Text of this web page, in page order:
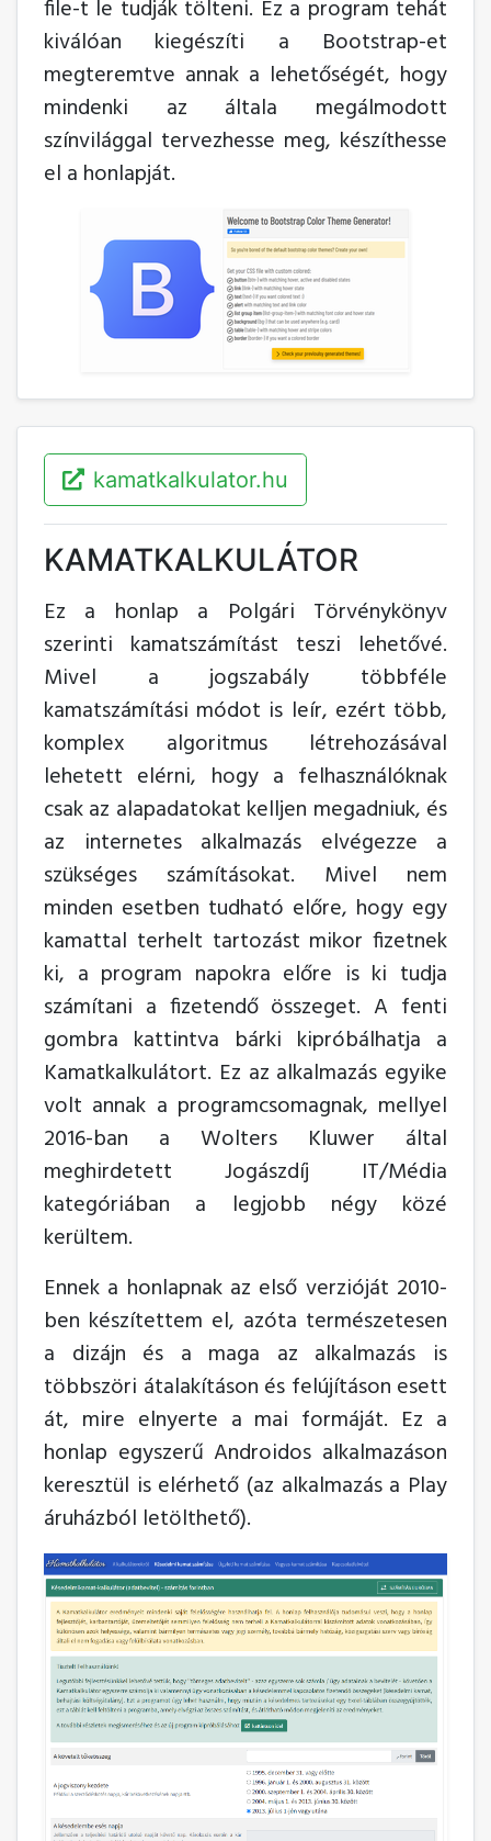
file-t le tudják tölteni. Ez a program tehát
kiválóan kiegészíti a Bootstrap-et
megteremtve annak a lehetőségét, hogy
mindenki az általa megálmodott
színvilággal tervezhesse meg, készíthesse
el a honlapját.
kamatkalkulator.hu
KAMATKALKULÁTOR
Ez a honlap a Polgári Törvénykönyv
szerinti kamatszámítást teszi lehetővé.
Mivel a jogszabály többféle
kamatszámítási módot is leír, ezért több,
komplex algoritmus létrehozásával
lehetett elérni, hogy a felhasználóknak
csak az alapadatokat kelljen megadniuk, és
az internetes alkalmazás elvégezze a
szükséges számításokat. Mivel nem
minden esetben tudható előre, hogy egy
kamattal terhelt tartozást mikor fizetnek
ki, a program napokra előre is ki tudja
számítani a fizetendő összeget. A fenti
gombra kattintva bárki kipróbálhatja a
Kamatkalkulátort. Ez az alkalmazás egyike
volt annak a programcsomagnak, mellyel
2016-ban a Wolters Kluwer által
meghirdetett Jogászdíj IT/Média
kategóriában a legjobb négy közé
kerültem.
Ennek a honlapnak az első verzióját 2010-
ben készítettem el, azóta természetesen
a dizájn és a maga az alkalmazás is
többszöri átalakításon és felújításon esett
át, mire elnyerte a mai formáját. Ez a
honlap egyszerű Androidos alkalmazáson
keresztül is elérhető (az alkalmazás a Play
áruházból letölthető).